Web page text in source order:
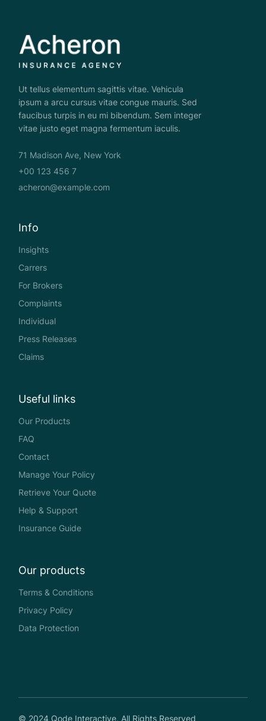
Ut tellus elementum sagittis vitae. Vehicula
ipsum a arcu cursus vitae congue mauris. Sed
faucibus turpis in eu mi bibendum. Sem integer
vitae justo eget magna fermentum iaculis.
71 Madison Ave, New York
+00 123 456 7
acheron@example.com
Info
Insights
Carrers
For Brokers
Complaints
Individual
Press Releases
Claims
Useful links
Our Products
FAQ
Contact
Manage Your Policy
Retrieve Your Quote
Help & Support
Insurance Guide
Our products
Terms & Conditions
Privacy Policy
Data Protection
© 2024 Qode Interactive, All Rights Reserved